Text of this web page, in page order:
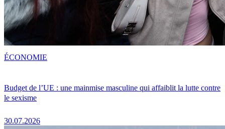
Budget de l’UE : une mainmise masculine qui affaiblit la lutte contre
le sexisme
30.07.2026
ÉCONOMIE